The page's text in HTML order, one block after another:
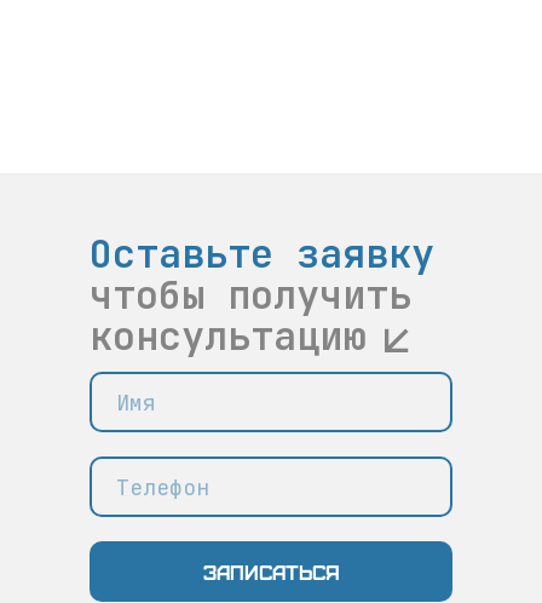
Записаться
Оставьте заявку
чтобы получить
консультацию